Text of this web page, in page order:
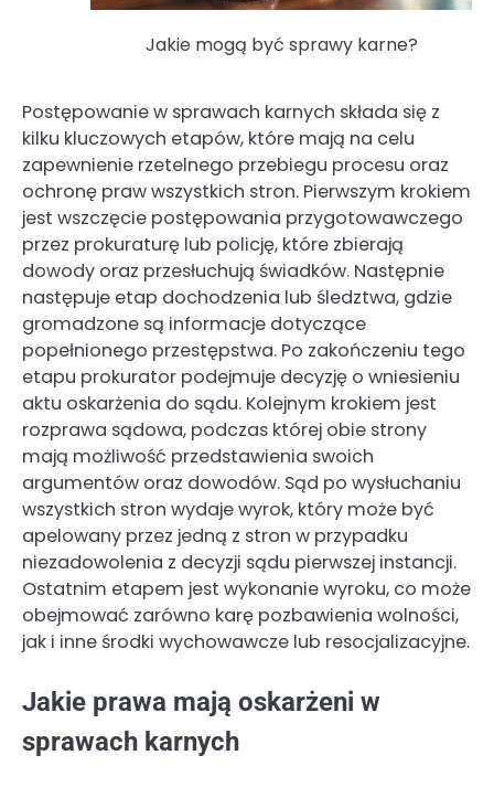
Jakie mogą być sprawy karne?
Postępowanie w sprawach karnych składa się z
kilku kluczowych etapów, które mają na celu
zapewnienie rzetelnego przebiegu procesu oraz
ochronę praw wszystkich stron. Pierwszym krokiem
jest wszczęcie postępowania przygotowawczego
przez prokuraturę lub policję, które zbierają
dowody oraz przesłuchują świadków. Następnie
następuje etap dochodzenia lub śledztwa, gdzie
gromadzone są informacje dotyczące
popełnionego przestępstwa. Po zakończeniu tego
etapu prokurator podejmuje decyzję o wniesieniu
aktu oskarżenia do sądu. Kolejnym krokiem jest
rozprawa sądowa, podczas której obie strony
mają możliwość przedstawienia swoich
argumentów oraz dowodów. Sąd po wysłuchaniu
wszystkich stron wydaje wyrok, który może być
apelowany przez jedną z stron w przypadku
niezadowolenia z decyzji sądu pierwszej instancji.
Ostatnim etapem jest wykonanie wyroku, co może
obejmować zarówno karę pozbawienia wolności,
jak i inne środki wychowawcze lub resocjalizacyjne.
Jakie prawa mają oskarżeni w
sprawach karnych